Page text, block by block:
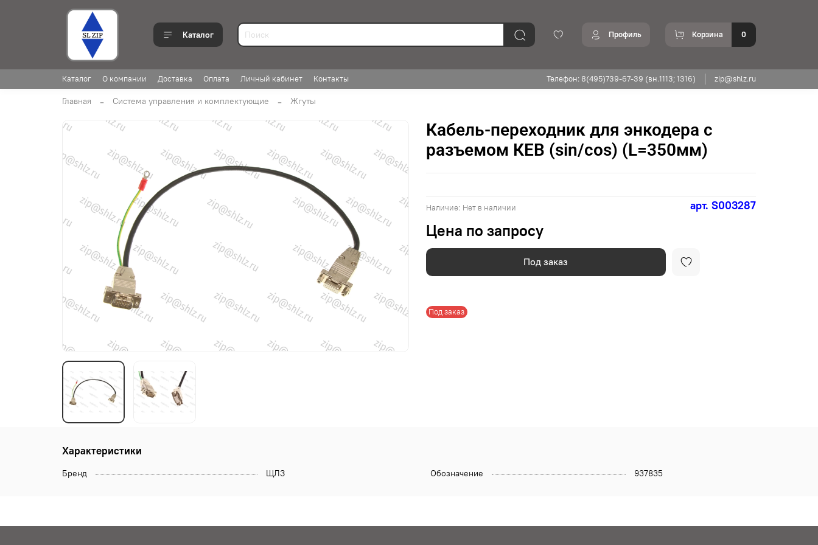
Каталог Профиль Корзина 0
Каталог О компании Доставка Оплата Личный кабинет Контакты Телефон: 8(495)739-67-39 (вн.1113; 1316) zip@shlz.ru
Главная Система управления и комплектующие Жгуты
арт. S003287
Наличие: Нет в наличии
Под заказ
Кабель-переходник для энкодера с
разъемом КЕВ (sin/cos) (L=350мм)
Цена по запросу
Под заказ
Характеристики
Бренд ЩЛЗ Обозначение 937835